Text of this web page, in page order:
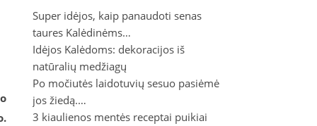
Super idėjos, kaip panaudoti senas
taures Kalėdinėms…
Idėjos Kalėdoms: dekoracijos iš
natūralių medžiagų
Po močiutės laidotuvių sesuo pasiėmė
jos žiedą.…
3 kiaulienos mentės receptai puikiai